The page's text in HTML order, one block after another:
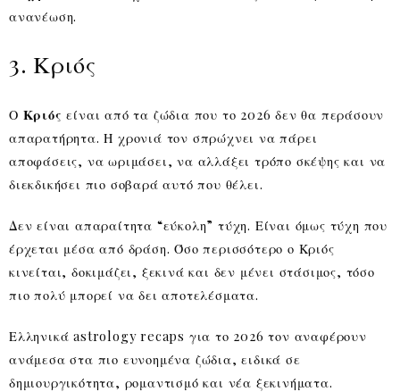
ανανέωση.
3. Κριός
Ο Κριός είναι από τα ζώδια που το 2026 δεν θα περάσουν
απαρατήρητα. Η χρονιά τον σπρώχνει να πάρει
αποφάσεις, να ωριμάσει, να αλλάξει τρόπο σκέψης και να
διεκδικήσει πιο σοβαρά αυτό που θέλει.
Δεν είναι απαραίτητα “εύκολη” τύχη. Είναι όμως τύχη που
έρχεται μέσα από δράση. Όσο περισσότερο ο Κριός
κινείται, δοκιμάζει, ξεκινά και δεν μένει στάσιμος, τόσο
πιο πολύ μπορεί να δει αποτελέσματα.
Ελληνικά astrology recaps για το 2026 τον αναφέρουν
ανάμεσα στα πιο ευνοημένα ζώδια, ειδικά σε
δημιουργικότητα, ρομαντισμό και νέα ξεκινήματα.